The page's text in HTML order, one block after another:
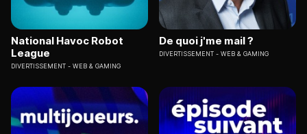
National Havoc Robot
League
DIVERTISSEMENT WEB & GAMING
De quoi j'me mail ?
DIVERTISSEMENT WEB & GAMING